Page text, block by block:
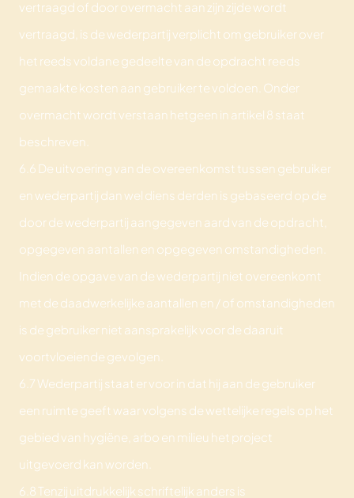
vertraagd of door overmacht aan zijn zijde wordt
vertraagd, is de wederpartij verplicht om gebruiker over
het reeds voldane gedeelte van de opdracht reeds
gemaakte kosten aan gebruiker te voldoen. Onder
overmacht wordt verstaan hetgeen in artikel 8 staat
beschreven.
6.6 De uitvoering van de overeenkomst tussen gebruiker
en wederpartij dan wel diens derden is gebaseerd op de
door de wederpartij aangegeven aard van de opdracht,
opgegeven aantallen en opgegeven omstandigheden.
Indien de opgave van de wederpartij niet overeenkomt
met de daadwerkelijke aantallen en / of omstandigheden
is de gebruiker niet aansprakelijk voor de daaruit
voortvloeiende gevolgen.
6.7 Wederpartij staat er voor in dat hij aan de gebruiker
een ruimte geeft waar volgens de wettelijke regels op het
gebied van hygiëne, arbo en milieu het project
uitgevoerd kan worden.
6.8 Tenzij uitdrukkelijk schriftelijk anders is